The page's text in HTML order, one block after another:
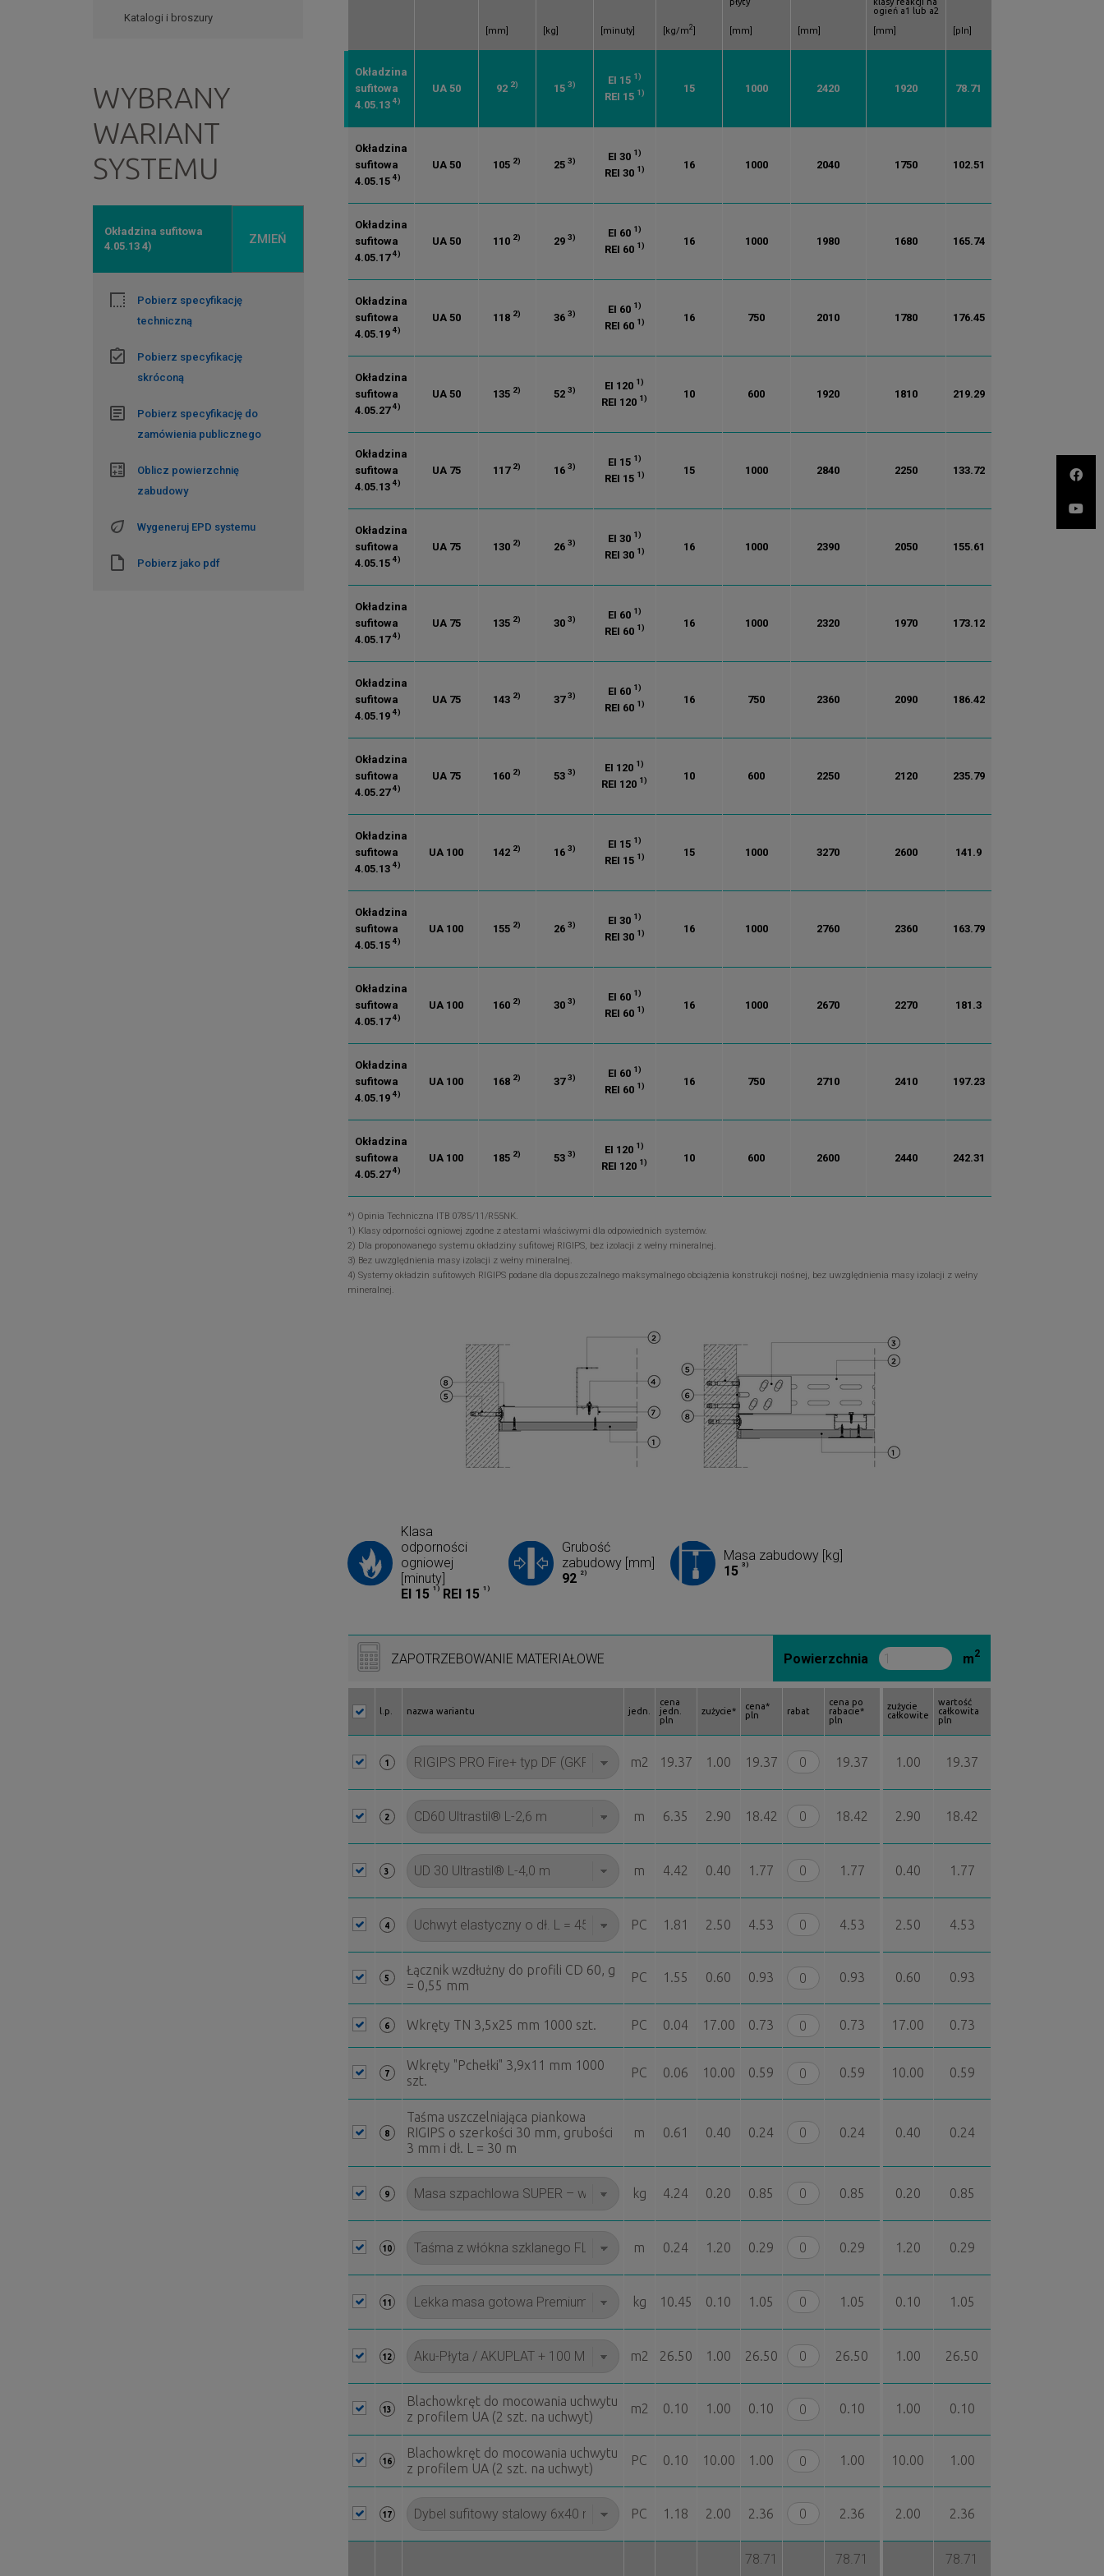
Katalogi i broszury
WYBRANY
WARIANT
SYSTEMU
Okładzina sufitowa
4.05.13 4)
ZMIEŃ
Pobierz specyfikację
techniczną
Pobierz specyfikację
skróconą
Pobierz specyfikację do
zamówienia publicznego
Oblicz powierzchnię
zabudowy
Wygeneruj EPD systemu
Pobierz jako pdf
[mm] [kg] [minuty] [kg/m2] [mm] [mm]
ogień a1 lub a2
[mm] [pln]
Okładzina
sufitowa
4.05.13 4)
UA 50 92 2) 15 3) EI 15 1)
REI 15 1) 15 1000 2420 1920 78.71
Okładzina
sufitowa
4.05.15 4)
UA 50 105 2) 25 3) EI 30 1)
REI 30 1) 16 1000 2040 1750 102.51
Okładzina
sufitowa
4.05.174)
UA 50 110 2) 29 3) EI 60 1)
REI 60 1) 16 1000 1980 1680 165.74
Okładzina
sufitowa
4.05.19 4)
UA 50 118 2) 36 3) EI 60 1)
REI 60 1) 16 750 2010 1780 176.45
Okładzina
sufitowa
4.05.274)
UA 50 135 2) 52 3) EI 120 1)
REI 120 1) 10 600 1920 1810 219.29
Okładzina
sufitowa
4.05.13 4)
UA 75 117 2) 16 3) EI 15 1)
REI 15 1) 15 1000 2840 2250 133.72
Okładzina
sufitowa
4.05.15 4)
UA 75 130 2) 26 3) EI 30 1)
REI 30 1) 16 1000 2390 2050 155.61
Okładzina
sufitowa
4.05.174)
UA 75 135 2) 30 3) EI 60 1)
REI 60 1) 16 1000 2320 1970 173.12
Okładzina
sufitowa
4.05.19 4)
UA 75 143 2) 373) EI 60 1)
REI 60 1) 16 750 2360 2090 186.42
Okładzina
sufitowa
4.05.274)
UA 75 160 2) 53 3) EI 120 1)
REI 120 1) 10 600 2250 2120 235.79
Okładzina
sufitowa
4.05.13 4)
UA 100 142 2) 16 3) EI 15 1)
REI 15 1) 15 1000 3270 2600 141.9
Okładzina
sufitowa
4.05.15 4)
UA 100 155 2) 26 3) EI 30 1)
REI 30 1) 16 1000 2760 2360 163.79
Okładzina
sufitowa
4.05.174)
UA 100 160 2) 30 3) EI 60 1)
REI 60 1) 16 1000 2670 2270 181.3
Okładzina
sufitowa
4.05.19 4)
UA 100 168 2) 373) EI 60 1)
REI 60 1) 16 750 2710 2410 197.23
Okładzina
sufitowa
4.05.274)
UA 100 185 2) 53 3) EI 120 1)
REI 120 1) 10 600 2600 2440 242.31
*) Opinia Techniczna ITB 0785/11/R55NK.
1) Klasy odporności ogniowej zgodne z atestami właściwymi dla odpowiednich systemów.
2) Dla proponowanego systemu okładziny sufitowej RIGIPS, bez izolacji z wełny mineralnej.
3) Bez uwzględnienia masy izolacji z wełny mineralnej.
4) Systemy okładzin sufitowych RIGIPS podane dla dopuszczalnego maksymalnego obciążenia konstrukcji nośnej, bez uwzględnienia masy izolacji z wełny
mineralnej.
Klasa
odporności
ogniowej
[minuty]
EI 15 1)REI 15 1)
Grubość
zabudowy [mm]
92 2)
Masa zabudowy [kg]
15 3)
ZAPOTRZEBOWANIE MATERIAŁOWE Powierzchnia m2
l.p. nazwa wariantu jedn.
cena
jedn.
pln
zużycie*
cena*
pln
rabat
cena po
rabacie*
pln
zużycie
całkowite
wartość
całkowita
pln
1 m2 19.37 1.00 19.37 19.37 1.00 19.37
2 m 6.35 2.90 18.42 18.42 2.90 18.42
3 m 4.42 0.40 1.77 1.77 0.40 1.77
4 PC 1.81 2.50 4.53 4.53 2.50 4.53
5
Łącznik wzdłużny do profili CD 60, g
= 0,55 mm
PC 1.55 0.60 0.93 0.93 0.60 0.93
6 Wkręty TN 3,5x25 mm 1000 szt. PC 0.04 17.00 0.73 0.73 17.00 0.73
7
Wkręty "Pchełki" 3,9x11 mm 1000
szt.
PC 0.06 10.00 0.59 0.59 10.00 0.59
8
Taśma uszczelniająca piankowa
RIGIPS o szerkości 30 mm, grubości
3 mm i dł. L = 30 m
m 0.61 0.40 0.24 0.24 0.40 0.24
9 kg 4.24 0.20 0.85 0.85 0.20 0.85
10 m 0.24 1.20 0.29 0.29 1.20 0.29
11 kg 10.45 0.10 1.05 1.05 0.10 1.05
12 m2 26.50 1.00 26.50 26.50 1.00 26.50
13
Blachowkręt do mocowania uchwytu
z profilem UA (2 szt. na uchwyt)
m2 0.10 1.00 0.10 0.10 1.00 0.10
16
Blachowkręt do mocowania uchwytu
z profilem UA (2 szt. na uchwyt)
PC 0.10 10.00 1.00 1.00 10.00 1.00
17 PC 1.18 2.00 2.36 2.36 2.00 2.36
78.71 78.71 78.71